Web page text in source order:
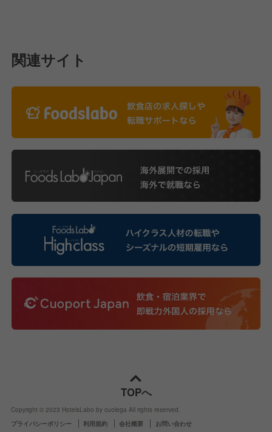
関連サイト
TOPへ
Copyright © 2023 HotelsLabo by cuolega All rights reserved.
プライバシーポリシー
利用規約 会社概要 お問い合わせ